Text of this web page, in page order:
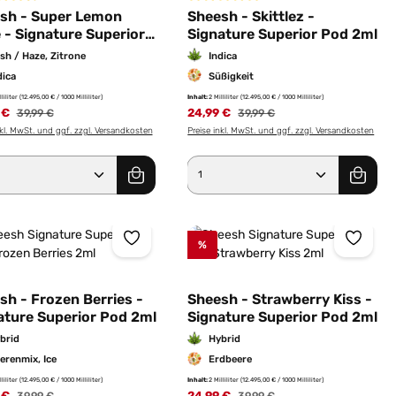
benutze die Schaltflächen um die
Wert ein oder benutze die
Bewertung von 4.7 von 5 Sternen
- Super Lemon
- Signature Superior
/ Haze, Zitrone
(12.495,00 € / 1000 Milliliter)
€ Regulärer Preis:
39,99 €
MwSt. und ggf. zzgl. Versandkosten
Anzahl: Gib den gewünschten
Durchschnittliche Bewertung von 5
Sheesh - Skittlez -
Signature Superior Pod 2ml
Indica
Süßigkeit
Inhalt:2 Milliliter(12.495,00 € / 1000 Milliliter)
24,99 € Regulärer Preis:
39,99 €
Preise inkl. MwSt. und ggf. zzgl. Versandkosten
Produkt Anzahl: Gib
- Frozen Berries -
Superior Pod 2ml
Ice
(12.495,00 € / 1000 Milliliter)
%
Sheesh - Strawberry Kiss -
Signature Superior Pod 2ml
Hybrid
Erdbeere
Inhalt:2 Milliliter(12.495,00 € / 1000 Milliliter)